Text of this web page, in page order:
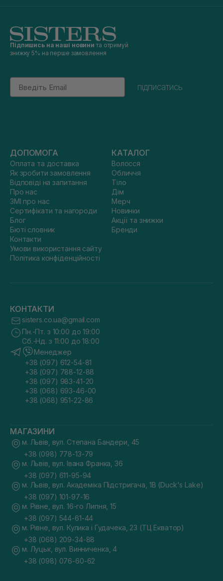
Підпишись на наші новини та отримуй
знижку 5% на перше замовлення
Email
підписатись
ДОПОМОГА
Оплата та доставка
Як зробити замовлення
Відповіді на запитання
Про нас
ЗМІ про нас
Сертифікати та нагороди
Блог
Бюті словник
Контакти
Умови використання сайту
Політика конфіденційності
КАТАЛОГ
Волосся
Обличчя
Тіло
Дім
Мерч
Новинки
Акції та знижки
Бренди
КОНТАКТИ
sisters.co.ua@gmail.com
Пн.-Пт. з 10:00 до 19:00
Сб.-Нд. з 11:00 до 18:00
Менеджер
+38 (097) 612-54-81
+38 (097) 788-12-88
+38 (097) 983-41-20
+38 (068) 693-46-00
+38 (068) 951-22-86
МАГАЗИНИ
м. Львів, вул. Степана Бандери, 45
+38 (098) 778-13-79
м. Львів, вул. Івана Франка, 36
+38 (097) 611-95-94
м. Львів, вул. Академіка Підстригача, 1В (Duck's Lake)
+38 (097) 101-97-16
м. Рівне, вул. 16-го Липня, 15
+38 (097) 544-61-44
м. Рівне, вул. Кулика і Гудачека, 23 (ТЦ Екватор)
+38 (068) 209-34-88
м. Луцьк, вул. Винниченка, 4
+38 (098) 076-60-62